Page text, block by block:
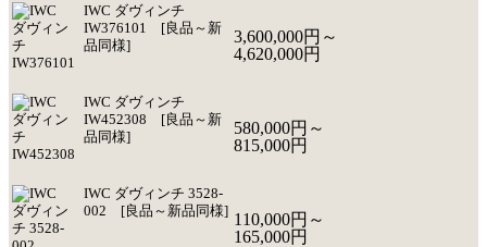
IWC ダヴィンチ
IW376101 [良品～新
品同様]
3,600,000円～
4,620,000円
IWC ダヴィンチ
IW452308 [良品～新
品同様]
580,000円～
815,000円
IWC ダヴィンチ 3528-
002 [良品～新品同様] 110,000円～
165,000円